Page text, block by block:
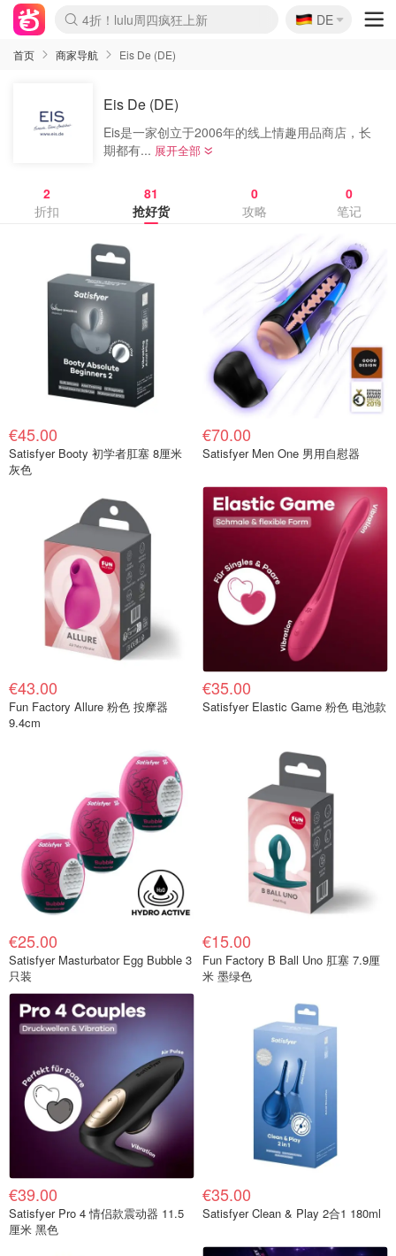
Boticinal 夏促开抢！
4折！lulu周四疯狂上新
还没结束！&OtherStories大促
Joybuy变相75折 随时失效
速领！Stanley独家85折
疑似霸哥！Camper额外叠85折
Zalando 奥莱闪促！每日更新
Moncler反季囤！5折起+叠9折
Coach Brooklyn仅€192
🇩🇪
DE
首页 商家导航 Eis De (DE)
Eis De (DE)
Eis是一家创立于2006年的线上情趣用品商店，长
期都有... 展开全部
2
折扣
81
抢好货
0
攻略
0
笔记
€45.00
Satisfyer Booty 初学者肛塞 8厘米
灰色
€70.00
Satisfyer Men One 男用自慰器
€43.00
Fun Factory Allure 粉色 按摩器
9.4cm
€35.00
Satisfyer Elastic Game 粉色 电池款
€25.00
Satisfyer Masturbator Egg Bubble 3
只装
€15.00
Fun Factory B Ball Uno 肛塞 7.9厘
米 墨绿色
€39.00
Satisfyer Pro 4 情侣款震动器 11.5
厘米 黑色
€35.00
Satisfyer Clean & Play 2合1 180ml